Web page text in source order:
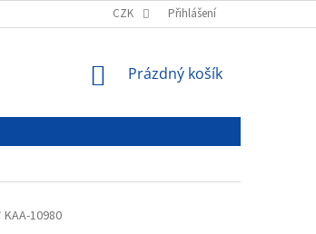
OCHRANY OSOBNÍCH ÚDAJŮ
CZK Přihlášení
NÁKUPNÍ
Prázdný košík
KAA-10980